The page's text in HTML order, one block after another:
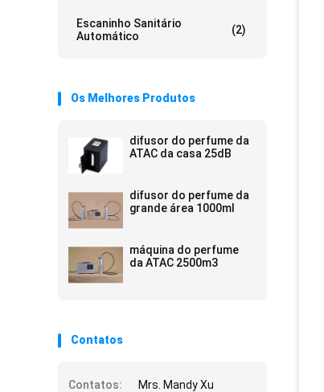
Escaninho Sanitário
Automático
(2)
Os Melhores Produtos
difusor do perfume da
ATAC da casa 25dB
difusor do perfume da
grande área 1000ml
máquina do perfume
da ATAC 2500m3
Contatos
Contatos:
Mrs. Mandy Xu